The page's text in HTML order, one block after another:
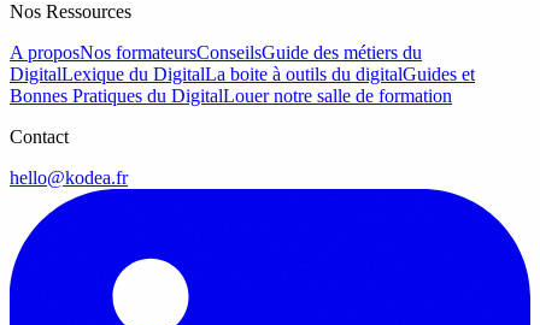
Nos Ressources
A proposNos formateursConseilsGuide des métiers du
DigitalLexique du DigitalLa boite à outils du digitalGuides et
Bonnes Pratiques du DigitalLouer notre salle de formation
Contact
hello@kodea.fr